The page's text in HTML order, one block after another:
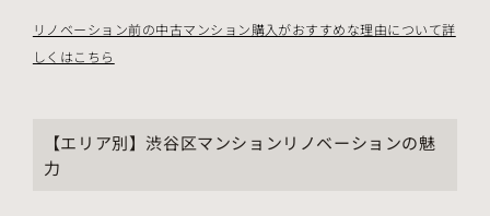
リノベーション前の中古マンション購入がおすすめな理由について詳
しくはこちら
【エリア別】渋谷区マンションリノベーションの魅
力